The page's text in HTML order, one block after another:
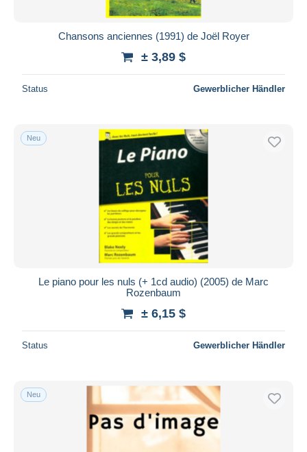
Chansons anciennes (1991) de Joël Royer
± 3,89 $
Status Gewerblicher Händler
Neu
Le piano pour les nuls (+ 1cd audio) (2005) de Marc
Rozenbaum
± 6,15 $
Status Gewerblicher Händler
Neu